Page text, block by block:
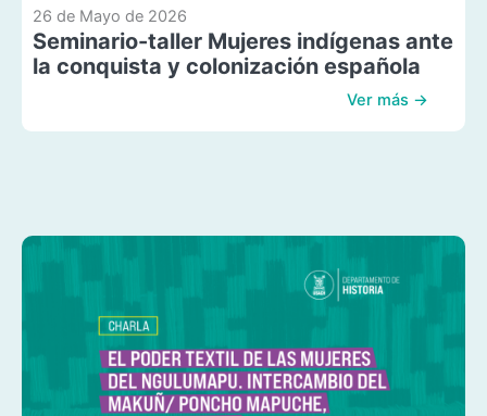
26 de Mayo de 2026
Seminario-taller Mujeres indígenas ante
la conquista y colonización española
Ver más →